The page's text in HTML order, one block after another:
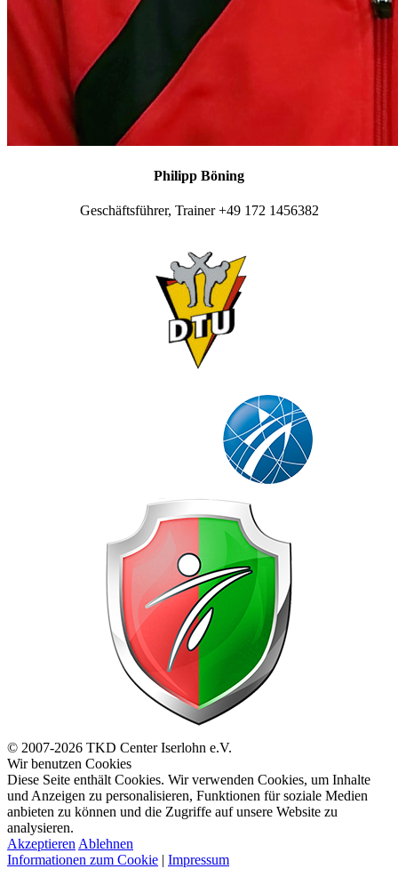
Philipp Böning
Geschäftsführer, Trainer +49 172 1456382
© 2007-2026 TKD Center Iserlohn e.V.
Wir benutzen Cookies
Diese Seite enthält Cookies. Wir verwenden Cookies, um Inhalte
und Anzeigen zu personalisieren, Funktionen für soziale Medien
anbieten zu können und die Zugriffe auf unsere Website zu
analysieren.
Akzeptieren Ablehnen
Informationen zum Cookie | Impressum